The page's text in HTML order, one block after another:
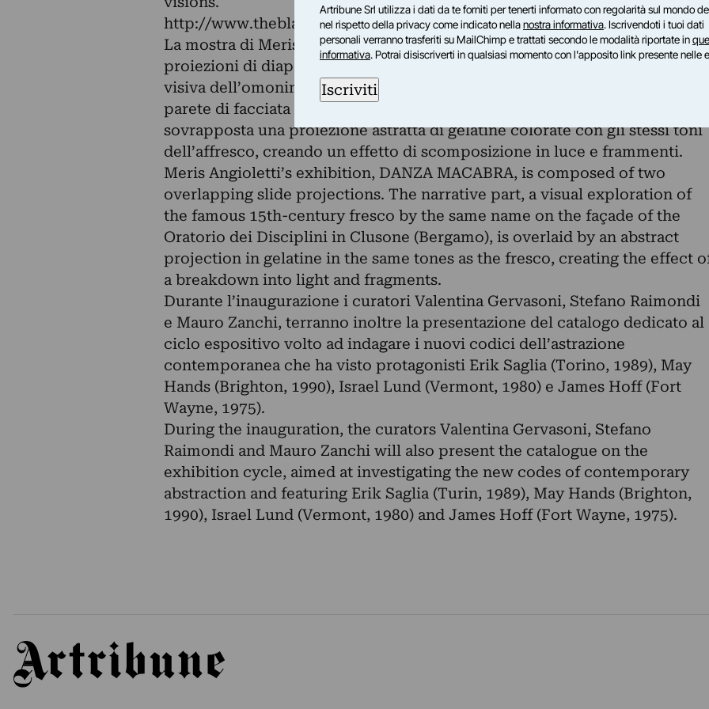
http://www.theblank.it
La mostra di Meris Angioletti, DANZA MACABRA, si compone di due
proiezioni di diapositive sovrapposte. Alla parte narrativa, un’esplorazione
visiva dell’omonimo e celebre affresco del XV secolo collocato sulla
parete di facciata dell’Oratorio dei Disciplini di Clusone (Bergamo), viene
sovrapposta una proiezione astratta di gelatine colorate con gli stessi toni
dell’affresco, creando un effetto di scomposizione in luce e frammenti.
Meris Angioletti’s exhibition, DANZA MACABRA, is composed of two
overlapping slide projections. The narrative part, a visual exploration of
the famous 15th-century fresco by the same name on the façade of the
Oratorio dei Disciplini in Clusone (Bergamo), is overlaid by an abstract
projection in gelatine in the same tones as the fresco, creating the effect
a breakdown into light and fragments.
Durante l’inaugurazione i curatori Valentina Gervasoni, Stefano Raimondi
e Mauro Zanchi, terranno inoltre la presentazione del catalogo dedicato al
ciclo espositivo volto ad indagare i nuovi codici dell’astrazione
contemporanea che ha visto protagonisti Erik Saglia (Torino, 1989), May
Hands (Brighton, 1990), Israel Lund (Vermont, 1980) e James Hoff (Fort
Wayne, 1975).
During the inauguration, the curators Valentina Gervasoni, Stefano
Raimondi and Mauro Zanchi will also present the catalogue on the
exhibition cycle, aimed at investigating the new codes of contemporary
abstraction and featuring Erik Saglia (Turin, 1989), May Hands (Brighton,
1990), Israel Lund (Vermont, 1980) and James Hoff (Fort Wayne, 1975).
Artribune
Artribune Srl utilizza i dati da te forniti per tenerti informato con regolarità sul mondo
nel rispetto della privacy come indicato nellanostra informativa. Iscrivendoti i tuoi dati
personali verranno trasferiti su MailChimp e trattati secondo le modalità riportate in
informativa. Potrai disiscriverti in qualsiasi momento con l'apposito link presente nelle
Iscriviti